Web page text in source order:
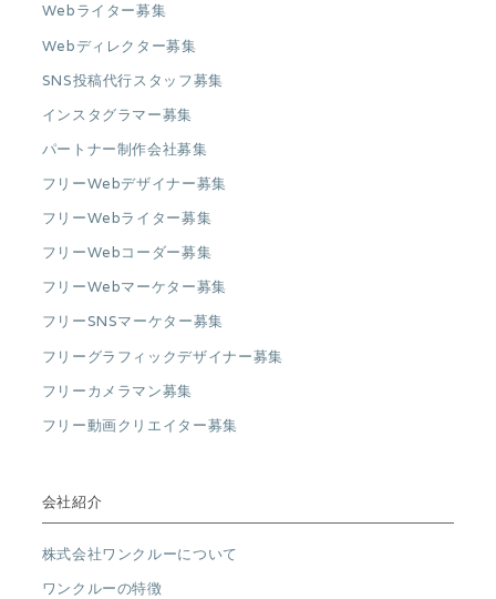
Webライター募集
Webディレクター募集
SNS投稿代行スタッフ募集
インスタグラマー募集
パートナー制作会社募集
フリーWebデザイナー募集
フリーWebライター募集
フリーWebコーダー募集
フリーWebマーケター募集
フリーSNSマーケター募集
フリーグラフィックデザイナー募集
フリーカメラマン募集
フリー動画クリエイター募集
会社紹介
株式会社ワンクルーについて
ワンクルーの特徴